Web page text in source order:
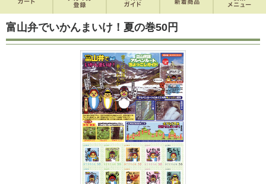
富山弁でいかんまいけ！夏の巻50円